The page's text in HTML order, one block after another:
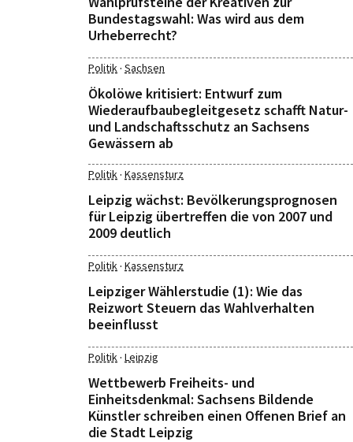
Bundestagswahl: Was wird aus dem
Urheberrecht?
Politik· Sachsen
Ökolöwe kritisiert: Entwurf zum
Wiederaufbaubegleitgesetz schafft Natur-
und Landschaftsschutz an Sachsens
Gewässern ab
Politik· Kassensturz
Leipzig wächst: Bevölkerungsprognosen
für Leipzig übertreffen die von 2007 und
2009 deutlich
Politik· Kassensturz
Leipziger Wählerstudie (1): Wie das
Reizwort Steuern das Wahlverhalten
beeinflusst
Politik· Leipzig
Wettbewerb Freiheits- und
Einheitsdenkmal: Sachsens Bildende
Künstler schreiben einen Offenen Brief an
die Stadt Leipzig